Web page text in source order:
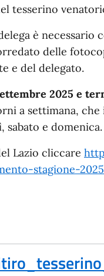
tesserino
è necessario
delle
e del delegato.
2025 e
a settimana,
e domenica.
Lazio cliccare
stagione-
MB)